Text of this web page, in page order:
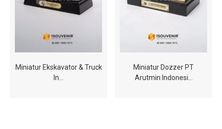
Miniatur Ekskavator & Truck
In…
Miniatur Dozzer PT
Arutmin Indonesi…